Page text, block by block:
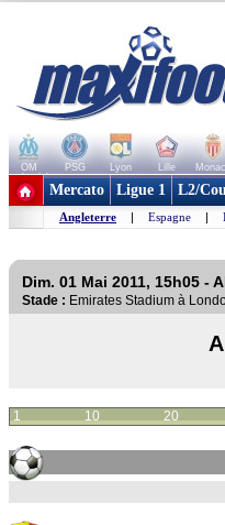
OM PSG Lyon Lille
+ de clubs
Mercato Ligue 1 L2/
Angleterre | Espagne |
Dim. 01 Mai 2011, 15h05 -
Stade : Emirates Stadium à
1 10 20